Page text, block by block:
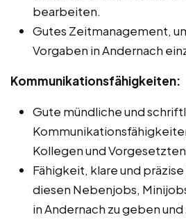
bearbeiten.
Gutes Zeitmanagement,
Vorgaben in Andernach
Kommunikationsfähigkeiten:
Gute mündliche und
Kollegen und
Fähigkeit, klare und
diesen Nebenjobs,
in Andernach zu geben